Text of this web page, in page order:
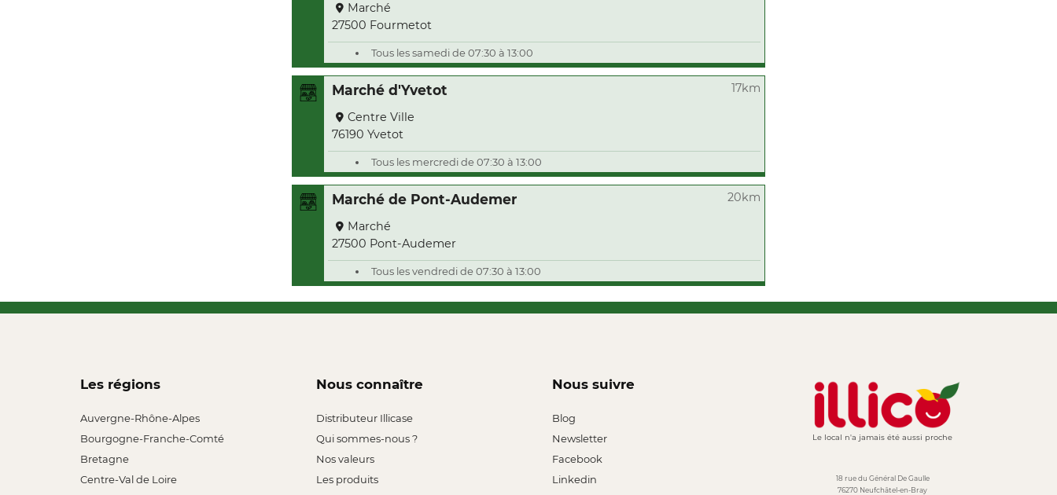
Marché
27500 Fourmetot
Tous les samedi de 07:30 à 13:00
Marché d'Yvetot 17km
Centre Ville
76190 Yvetot
Tous les mercredi de 07:30 à 13:00
Marché de Pont-Audemer 20km
Marché
27500 Pont-Audemer
Tous les vendredi de 07:30 à 13:00
Les régions
Auvergne-Rhône-Alpes
Bourgogne-Franche-Comté
Bretagne
Centre-Val de Loire
Nous connaître
Distributeur Illicase
Qui sommes-nous ?
Nos valeurs
Les produits
Nous suivre
Blog
Newsletter
Facebook
Linkedin
Le local n'a jamais été aussi proche
18 rue du Général De Gaulle
76270 Neufchâtel-en-Bray